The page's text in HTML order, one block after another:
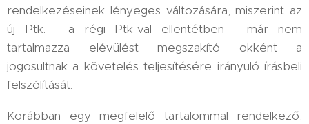
rendelkezéseinek lényeges változására, miszerint az
új Ptk. - a régi Ptk-val ellentétben - már nem
tartalmazza elévülést megszakító okként a
jogosultnak a követelés teljesítésére irányuló írásbeli
felszólítását.
Korábban egy megfelelő tartalommal rendelkező,